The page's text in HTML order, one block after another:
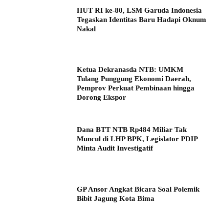
HUT RI ke-80, LSM Garuda Indonesia
Tegaskan Identitas Baru Hadapi Oknum
Nakal
Ketua Dekranasda NTB: UMKM
Tulang Punggung Ekonomi Daerah,
Pemprov Perkuat Pembinaan hingga
Dorong Ekspor
Dana BTT NTB Rp484 Miliar Tak
Muncul di LHP BPK, Legislator PDIP
Minta Audit Investigatif
GP Ansor Angkat Bicara Soal Polemik
Bibit Jagung Kota Bima